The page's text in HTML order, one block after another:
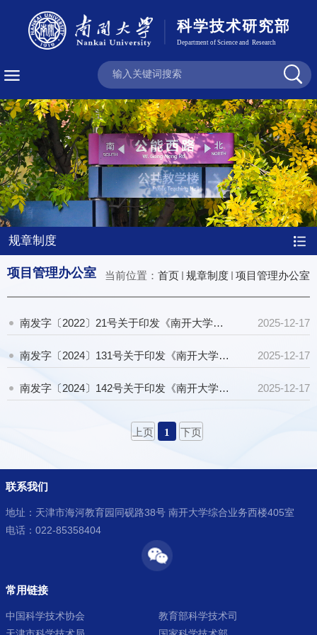
规章制度
当前位置： 首页 规章制度 项目管理办公室
项目管理办公室
南发字〔2022〕21号关于印发《南开大学纵向科研经费管理规定》的通知 2025-12-17
南发字〔2024〕131号关于印发《南开大学纵向科研项目管理办法（自然科学类）》的通知 2025-12-17
南发字〔2024〕142号关于印发《南开大学纵向科研经费管理办法（自然科学类）》的通知 2025-12-17
上页 1 下页
联系我们
地址：天津市海河教育园同砚路38号 南开大学综合业务西楼405室
电话：022-85358404
常用链接
中国科学技术协会
教育部科学技术司